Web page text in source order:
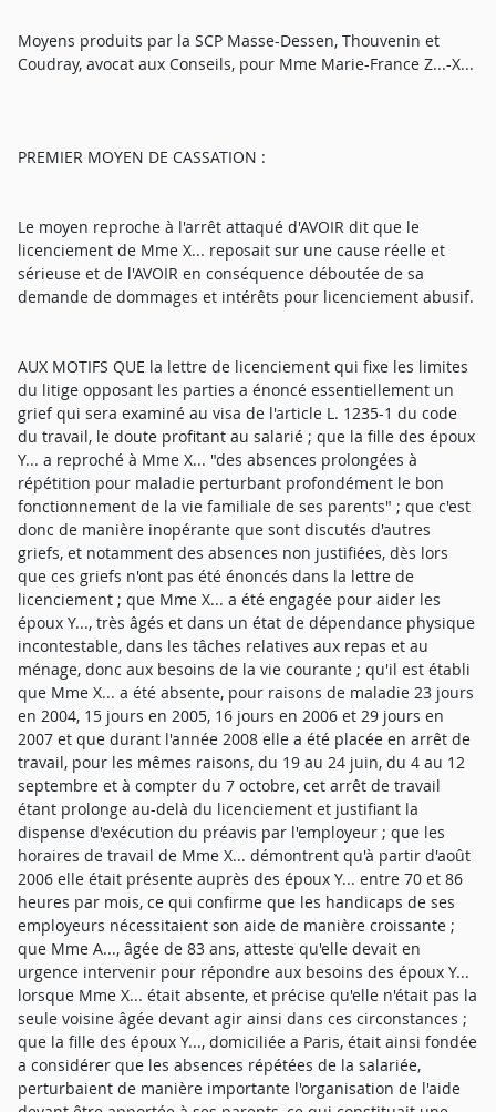
Moyens produits par la SCP Masse-Dessen, Thouvenin et
Coudray, avocat aux Conseils, pour Mme Marie-France Z...-X...
PREMIER MOYEN DE CASSATION :
Le moyen reproche à l'arrêt attaqué d'AVOIR dit que le
licenciement de Mme X... reposait sur une cause réelle et
sérieuse et de l'AVOIR en conséquence déboutée de sa
demande de dommages et intérêts pour licenciement abusif.
AUX MOTIFS QUE la lettre de licenciement qui fixe les limites
du litige opposant les parties a énoncé essentiellement un
grief qui sera examiné au visa de l'article L. 1235-1 du code
du travail, le doute profitant au salarié ; que la fille des époux
Y... a reproché à Mme X... "des absences prolongées à
répétition pour maladie perturbant profondément le bon
fonctionnement de la vie familiale de ses parents" ; que c'est
donc de manière inopérante que sont discutés d'autres
griefs, et notamment des absences non justifiées, dès lors
que ces griefs n'ont pas été énoncés dans la lettre de
licenciement ; que Mme X... a été engagée pour aider les
époux Y..., très âgés et dans un état de dépendance physique
incontestable, dans les tâches relatives aux repas et au
ménage, donc aux besoins de la vie courante ; qu'il est établi
que Mme X... a été absente, pour raisons de maladie 23 jours
en 2004, 15 jours en 2005, 16 jours en 2006 et 29 jours en
2007 et que durant l'année 2008 elle a été placée en arrêt de
travail, pour les mêmes raisons, du 19 au 24 juin, du 4 au 12
septembre et à compter du 7 octobre, cet arrêt de travail
étant prolonge au-delà du licenciement et justifiant la
dispense d'exécution du préavis par l'employeur ; que les
horaires de travail de Mme X... démontrent qu'à partir d'août
2006 elle était présente auprès des époux Y... entre 70 et 86
heures par mois, ce qui confirme que les handicaps de ses
employeurs nécessitaient son aide de manière croissante ;
que Mme A..., âgée de 83 ans, atteste qu'elle devait en
urgence intervenir pour répondre aux besoins des époux Y...
lorsque Mme X... était absente, et précise qu'elle n'était pas la
seule voisine âgée devant agir ainsi dans ces circonstances ;
que la fille des époux Y..., domiciliée a Paris, était ainsi fondée
a considérer que les absences répétées de la salariée,
perturbaient de manière importante l'organisation de l'aide